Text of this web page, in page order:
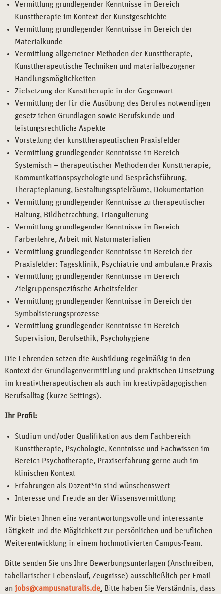
Vermittlung grundlegender Kenntnisse im Bereich
Kunsttherapie im Kontext der Kunstgeschichte
Vermittlung grundlegender Kenntnisse im Bereich der
Materialkunde
Vermittlung allgemeiner Methoden der Kunsttherapie,
Kunsttherapeutische Techniken und materialbezogener
Handlungsmöglichkeiten
Zielsetzung der Kunsttherapie in der Gegenwart
Vermittlung der für die Ausübung des Berufes notwendigen
gesetzlichen Grundlagen sowie Berufskunde und
leistungsrechtliche Aspekte
Vorstellung der kunsttherapeutischen Praxisfelder
Vermittlung grundlegender Kenntnisse im Bereich
Systemisch – therapeutischer Methoden der Kunsttherapie,
Kommunikationspsychologie und Gesprächsführung,
Therapieplanung, Gestaltungsspielräume, Dokumentation
Vermittlung grundlegender Kenntnisse zu therapeutischer
Haltung, Bildbetrachtung, Triangulierung
Vermittlung grundlegender Kenntnisse im Bereich
Farbenlehre, Arbeit mit Naturmaterialien
Vermittlung grundlegender Kenntnisse im Bereich der
Praxisfelder: Tagesklinik, Psychiatrie und ambulante Praxis
Vermittlung grundlegender Kenntnisse im Bereich
Zielgruppenspezifische Arbeitsfelder
Vermittlung grundlegender Kenntnisse im Bereich der
Symbolisierungsprozesse
Vermittlung grundlegender Kenntnisse im Bereich
Supervision, Berufsethik, Psychohygiene
Die Lehrenden setzen die Ausbildung regelmäßig in den
Kontext der Grundlagenvermittlung und praktischen Umsetzung
im kreativtherapeutischen als auch im kreativpädagogischen
Berufsalltag (kurze Settings).
Ihr Profil:
Studium und/oder Qualifikation aus dem Fachbereich
Kunsttherapie, Psychologie, Kenntnisse und Fachwissen im
Bereich Psychotherapie, Praxiserfahrung gerne auch im
klinischen Kontext
Erfahrungen als Dozent*in sind wünschenswert
Interesse und Freude an der Wissensvermittlung
Wir bieten Ihnen eine verantwortungsvolle und interessante
Tätigkeit und die Möglichkeit zur persönlichen und beruflichen
Weiterentwicklung in einem hochmotivierten Campus-Team.
Bitte senden Sie uns Ihre Bewerbungsunterlagen (Anschreiben,
tabellarischer Lebenslauf, Zeugnisse) ausschließlich per Email
an jobs@campusnaturalis.de. Bitte haben Sie Verständnis, dass